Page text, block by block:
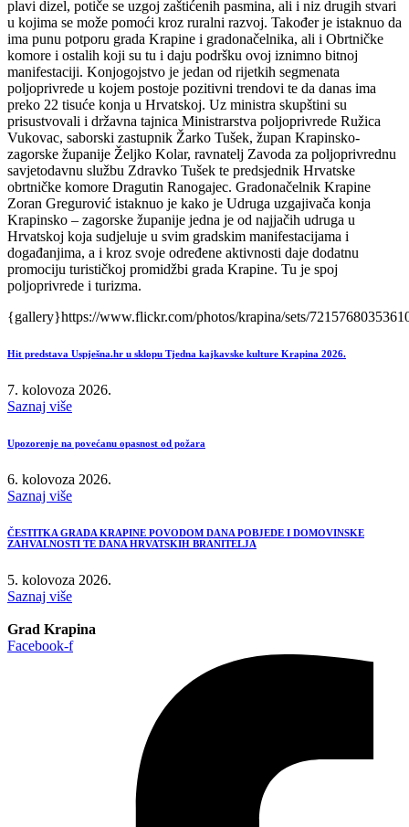
plavi dizel, potiče se uzgoj zaštićenih pasmina, ali i niz drugih stvari
u kojima se može pomoći kroz ruralni razvoj. Također je istaknuo da
ima punu potporu grada Krapine i gradonačelnika, ali i Obrtničke
komore i ostalih koji su tu i daju podršku ovoj iznimno bitnoj
manifestaciji. Konjogojstvo je jedan od rijetkih segmenata
poljoprivrede u kojem postoje pozitivni trendovi te da danas ima
preko 22 tisuće konja u Hrvatskoj. Uz ministra skupštini su
prisustvovali i državna tajnica Ministrarstva poljoprivrede Ružica
Vukovac, saborski zastupnik Žarko Tušek, župan Krapinsko-
zagorske županije Željko Kolar, ravnatelj Zavoda za poljoprivrednu
savjetodavnu službu Zdravko Tušek te predsjednik Hrvatske
obrtničke komore Dragutin Ranogajec. Gradonačelnik Krapine
Zoran Gregurović istaknuo je kako je Udruga uzgajivača konja
Krapinsko – zagorske županije jedna je od najjačih udruga u
Hrvatskoj koja sudjeluje u svim gradskim manifestacijama i
događanjima, a i kroz svoje određene aktivnosti daje dodatnu
promociju turističkoj promidžbi grada Krapine. Tu je spoj
poljoprivrede i turizma.
{gallery}https://www.flickr.com/photos/krapina/sets/
Hit predstava Uspješna.hr u sklopu Tjedna kajkavske kulture Krapina 2026.
7. kolovoza 2026.
Saznaj više
Upozorenje na povećanu opasnost od požara
6. kolovoza 2026.
Saznaj više
ČESTITKA GRADA KRAPINE POVODOM DANA POBJEDE I DOMOVINSKE
ZAHVALNOSTI TE DANA HRVATSKIH BRANITELJA
5. kolovoza 2026.
Saznaj više
Grad Krapina
Facebook-f